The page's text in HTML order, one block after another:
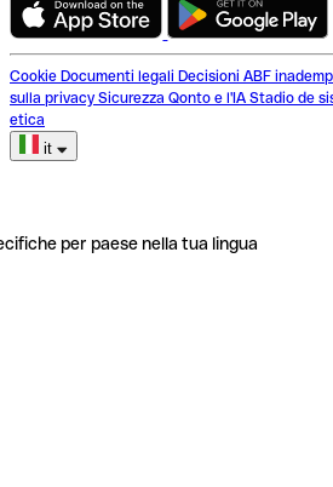
Cookie Documenti legali Decisioni ABF
sulla privacy Sicurezza Qonto e l'IA Stadio de
etica
it
per paese nella tua lingua